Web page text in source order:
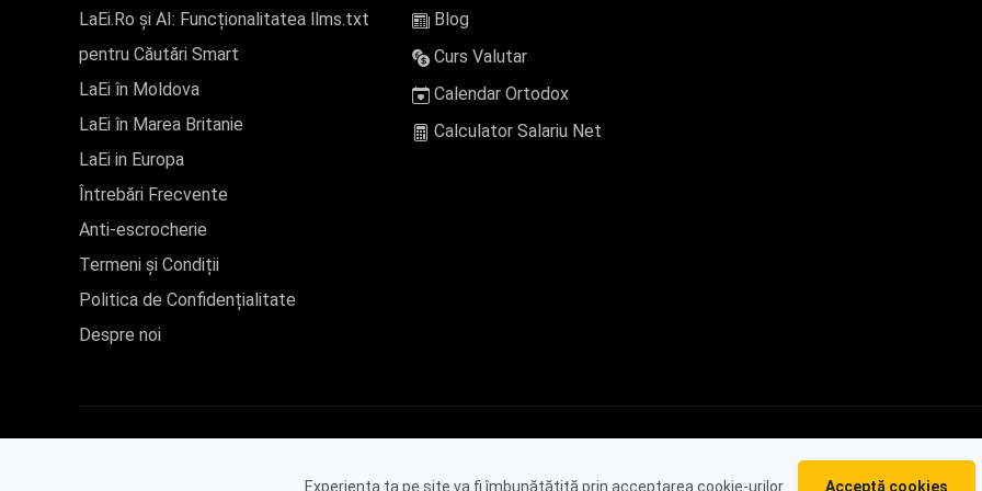
Experiența ta pe site va fi îmbunătățită prin acceptarea cookie-urilor. Acceptă cookies
LaEi.Ro și AI: Funcționalitatea llms.txt
pentru Căutări Smart
LaEi în Moldova
LaEi în Marea Britanie
LaEi in Europa
Întrebări Frecvente
Anti-escrocherie
Termeni și Condiții
Politica de Confidențialitate
Despre noi
Blog
Curs Valutar
Calendar Ortodox
Calculator Salariu Net
© 2026 LaEi. Toate drepturile rezervate.